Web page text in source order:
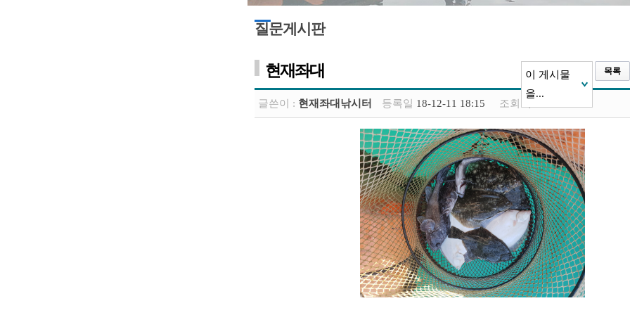
질문게시판
현재좌대
이 게시물
을...
목록
글쓴이 : 현재좌대낚시터 등록일 18-12-11 18:15 조회